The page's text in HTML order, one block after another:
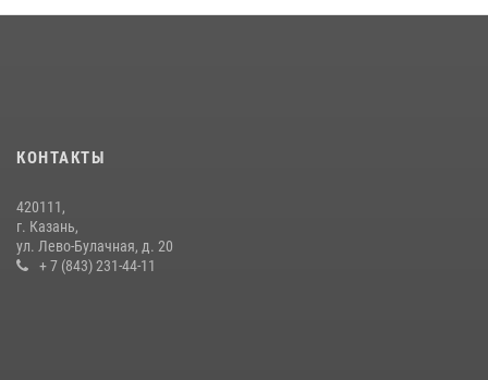
КОНТАКТЫ
420111,
г. Казань,
ул. Лево-Булачная, д. 20
+ 7 (843) 231-44-11